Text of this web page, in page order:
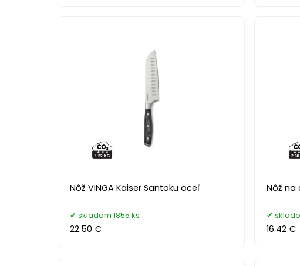
Nôž VINGA Kaiser Santoku oceľ
skladom 1855 ks
22.50 €
Nôž na
16.42 €